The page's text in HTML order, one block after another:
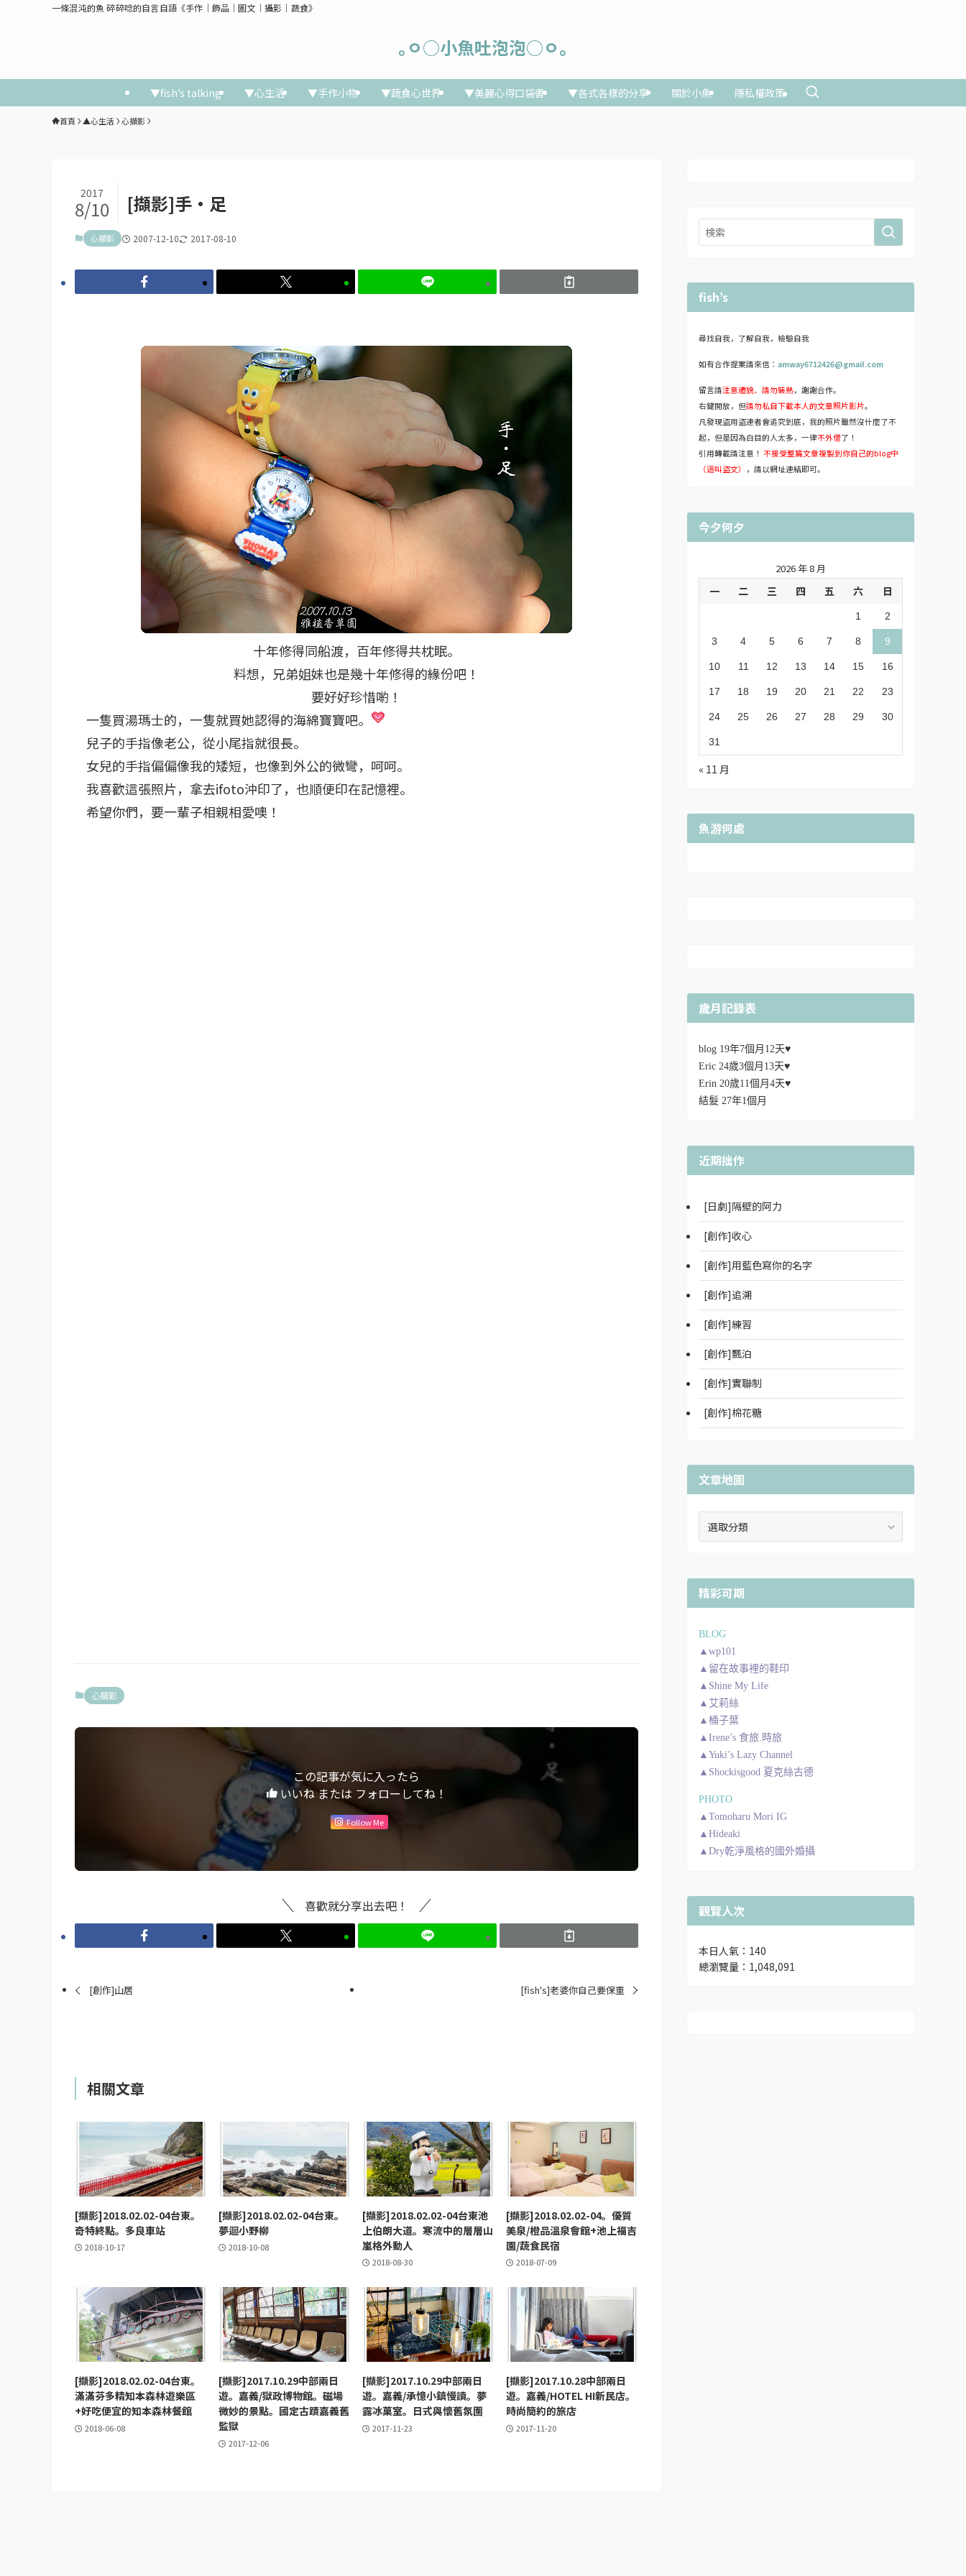
一條混沌的魚 碎碎唸的自言自語《手作│飾品│圖文│攝影│蔬食》
｡ㅇ○小魚吐泡泡○ㅇ｡
▼fish’s talking ▼心生活 ▼手作小物 ▼蔬食心世界 ▼美麗心得口袋書 ▼各式各樣的分享 關於小魚 隱私權政策
首頁 ▲心生活 心擷影
[擷影]手‧足
2017
8/10
心擷影 2007-12-10 2017-08-10
十年修得同船渡，百年修得共枕眠。
料想，兄弟姐妹也是幾十年修得的緣份吧！
要好好珍惜喲！
一隻買湯瑪士的，一隻就買她認得的海綿寶寶吧。
兒子的手指像老公，從小尾指就很長。
女兒的手指偏偏像我的矮短，也像到外公的微彎，呵呵。
我喜歡這張照片，拿去ifoto沖印了，也順便印在記憶裡。
希望你們，要一輩子相親相愛噢！
心擷影
この記事が気に入ったら
いいね または フォローしてね！
Follow Me
喜歡就分享出去吧！
[創作]山居 [fish's]老婆你自己要保重
相關文章
[擷影]2018.02.02-04台東。
奇特終點。多良車站
2018-10-17
[擷影]2018.02.02-04台東。
夢迴小野柳
2018-10-08
[擷影]2018.02.02-04台東池
上伯朗大道。寒流中的層層山
嵐格外動人
2018-08-30
[擷影]2018.02.02-04。優質
美泉/橙品溫泉會館+池上福吉
園/蔬食民宿
2018-07-09
[擷影]2018.02.02-04台東。
滿滿芬多精知本森林遊樂區
+好吃便宜的知本森林餐館
2018-06-08
[擷影]2017.10.29中部兩日
遊。嘉義/獄政博物館。磁場
微妙的景點。國定古蹟嘉義舊
監獄
2017-12-06
[擷影]2017.10.29中部兩日
遊。嘉義/承憶小鎮慢讀。夢
露冰菓室。日式與懷舊氛圍
2017-11-23
[擷影]2017.10.28中部兩日
遊。嘉義/HOTEL HI新民店。
時尚簡約的旅店
2017-11-20
fish’s
尋找自我，了解自我，檢驗自我
如有合作提案請來信： amway6712426@gmail.com
留言請注意禮貌、請勿裝熟，謝謝合作。
右鍵開放，但請勿私自下載本人的文章照片影片。
凡發現盜用盜連者會追究到底，我的照片雖然沒什麼了不
起，但是因為白目的人太多，一律不外借了！
引用轉載請注意！ 不接受整篇文章複製到你自己的blog中
（這叫盜文）
，請以網址連結即可。
今夕何夕
2026 年 8 月
一 二 三 四 五 六 日
1 2
3 4 5 6 7 8 9
10 11 12 13 14 15 16
17 18 19 20 21 22 23
24 25 26 27 28 29 30
31
« 11 月
魚游何處
歲月記錄表
blog 19年7個月12天♥
Eric 24歲3個月13天♥
Erin 20歲11個月4天♥
結髮 27年1個月
近期拙作
[日劇]隔壁的阿力
[創作]收心
[創作]用藍色寫你的名字
[創作]追溯
[創作]練習
[創作]飄泊
[創作]實聯制
[創作]棉花糖
文章地圖
精彩可期
BLOG
▲wp101
▲留在故事裡的鞋印
▲Shine My Life
▲艾莉絲
▲桶子葉
▲Irene’s 食旅.時旅
▲Yuki’s Lazy Channel
▲Shockisgood 夏克絲古德
PHOTO
▲Tomoharu Mori IG
▲Hideaki
▲Dry乾淨風格的國外婚攝
觀覽人次
本日人氣：140
總瀏覽量：1,048,091